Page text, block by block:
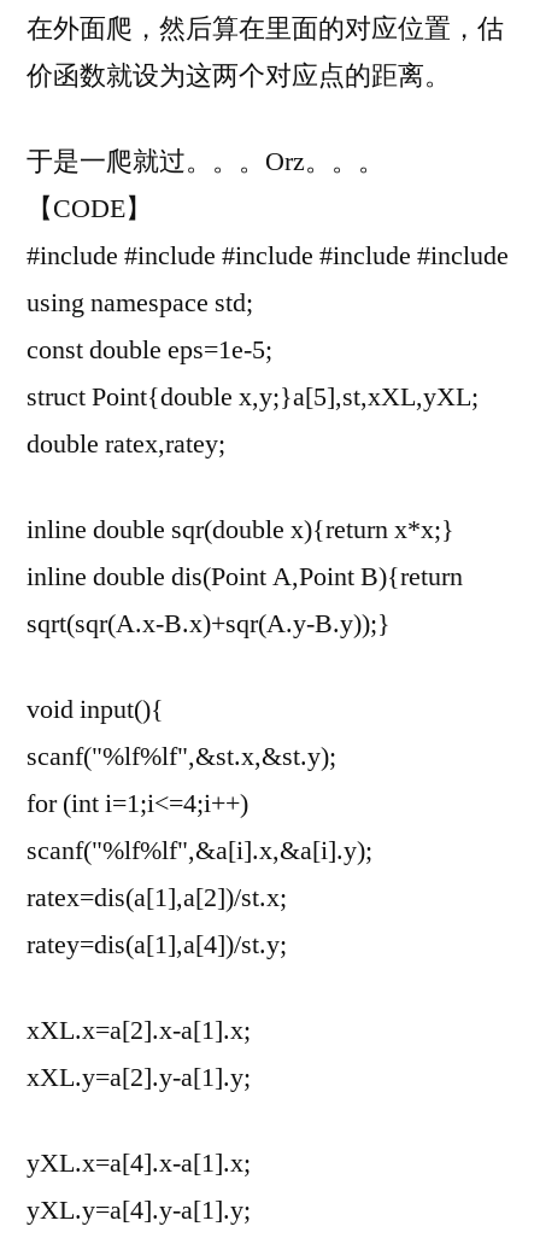
在外面爬，然后算在里面的对应位置，估
价函数就设为这两个对应点的距离。
于是一爬就过。。。Orz。。。
【CODE】
#include #include #include #include #include
using namespace std;
const double eps=1e-5;
struct Point{double x,y;}a[5],st,xXL,yXL;
double ratex,ratey;
inline double sqr(double x){return x*x;}
inline double dis(Point A,Point B){return
sqrt(sqr(A.x-B.x)+sqr(A.y-B.y));}
void input(){
scanf("%lf%lf",&st.x,&st.y);
for (int i=1;i<=4;i++)
scanf("%lf%lf",&a[i].x,&a[i].y);
ratex=dis(a[1],a[2])/st.x;
ratey=dis(a[1],a[4])/st.y;
xXL.x=a[2].x-a[1].x;
xXL.y=a[2].y-a[1].y;
yXL.x=a[4].x-a[1].x;
yXL.y=a[4].y-a[1].y;